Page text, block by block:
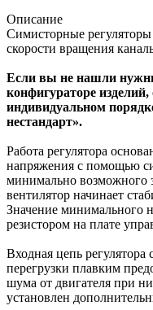
Описание
Симисторные
скорости вращения
Если вы не нашли
конфигураторе изделий,
индивидуальном
нестандарт».
Работа регулятора
напряжения с помощью
минимально возможного
вентилятор начинает
Значение минимального
резистором на плате
Входная цепь
перегрузки плавким
шума от двигателя при
установлен